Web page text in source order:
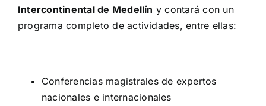
Intercontinental de Medellín y contará con un
programa completo de actividades, entre ellas:
Conferencias magistrales de expertos
nacionales e internacionales